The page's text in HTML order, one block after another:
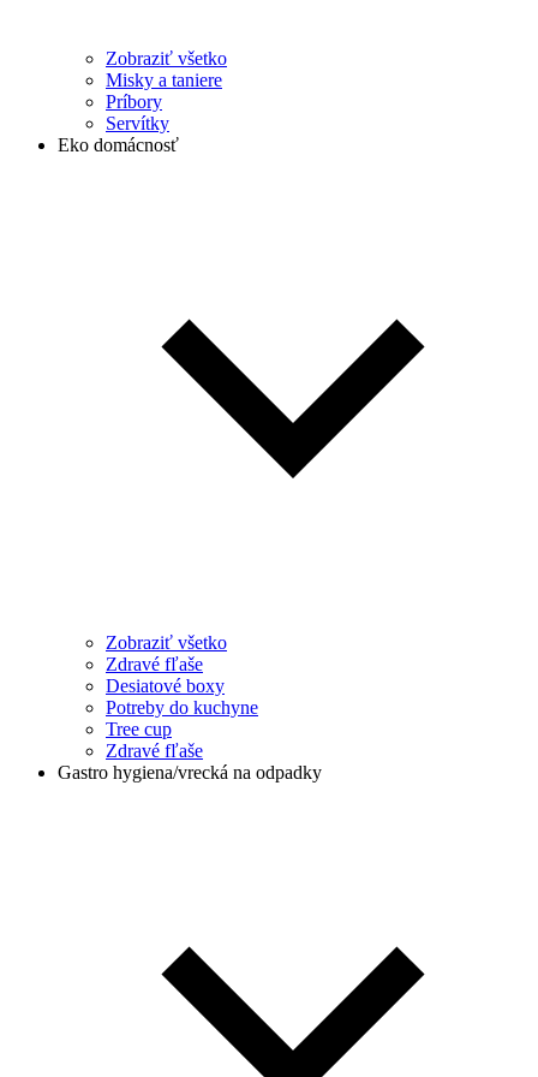
Zobraziť všetko
Misky a taniere
Príbory
Servítky
Eko domácnosť
Zobraziť všetko
Zdravé fľaše
Desiatové boxy
Potreby do kuchyne
Tree cup
Zdravé fľaše
Gastro hygiena/vrecká na odpadky